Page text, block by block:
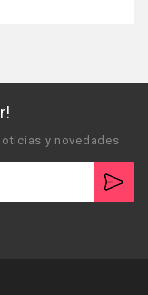
y novedades